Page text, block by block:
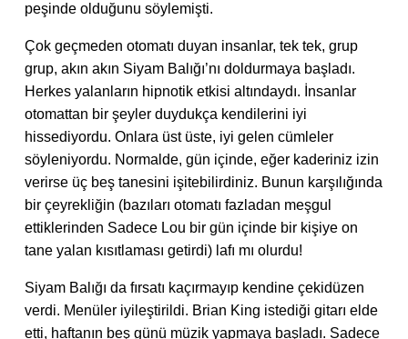
peşinde olduğunu söylemişti.
Çok geçmeden otomatı duyan insanlar, tek tek, grup
grup, akın akın Siyam Balığı’nı doldurmaya başladı.
Herkes yalanların hipnotik etkisi altındaydı. İnsanlar
otomattan bir şeyler duydukça kendilerini iyi
hissediyordu. Onlara üst üste, iyi gelen cümleler
söyleniyordu. Normalde, gün içinde, eğer kaderiniz izin
verirse üç beş tanesini işitebilirdiniz. Bunun karşılığında
bir çeyrekliğin (bazıları otomatı fazladan meşgul
ettiklerinden Sadece Lou bir gün içinde bir kişiye on
tane yalan kısıtlaması getirdi) lafı mı olurdu!
Siyam Balığı da fırsatı kaçırmayıp kendine çekidüzen
verdi. Menüler iyileştirildi. Brian King istediği gitarı elde
etti, haftanın beş günü müzik yapmaya başladı. Sadece